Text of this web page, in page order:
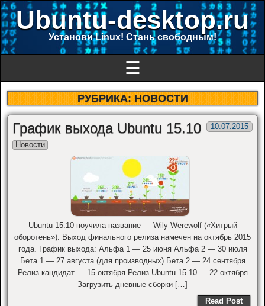
Ubuntu-desktop.ru
Установи Linux! Стань свободным!
☰
РУБРИКА:НОВОСТИ
График выхода Ubuntu 15.10 10.07.2015
Новости
Ubuntu 15.10 поучила название — Wily Werewolf («Хитрый
оборотень»). Выход финального релиза намечен на октябрь 2015
года. График выхода: Альфа 1 — 25 июня Альфа 2 — 30 июля
Бета 1 — 27 августа (для производных) Бета 2 — 24 сентября
Релиз кандидат — 15 октября Релиз Ubuntu 15.10 — 22 октября
Загрузить дневные сборки […]
Read Post